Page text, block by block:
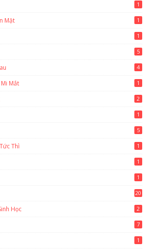
1
Mặt 1
1
5
4
Mắt 1
2
1
5
Thì 1
1
1
20
Học 2
7
1